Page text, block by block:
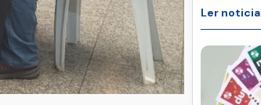
Ler noticia